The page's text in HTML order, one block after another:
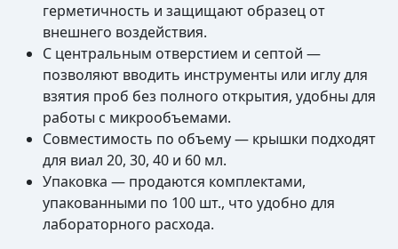
герметичность и защищают образец от
внешнего воздействия.
С центральным отверстием и септой —
позволяют вводить инструменты или иглу для
взятия проб без полного открытия, удобны для
работы с микрообъемами.
Совместимость по объему — крышки подходят
для виал 20, 30, 40 и 60 мл.
Упаковка — продаются комплектами,
упакованными по 100 шт., что удобно для
лабораторного расхода.